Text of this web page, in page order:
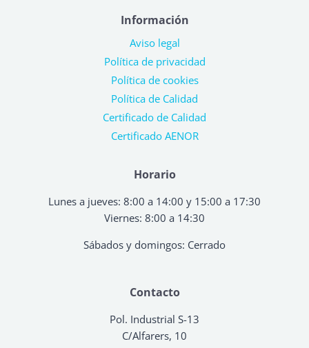
Contacto
Pol. Industrial S-13
C/Alfarers, 10
Horario
Lunes a jueves: 8:00 a 14:00 y 15:00 a 17:30
Viernes: 8:00 a 14:30
Sábados y domingos: Cerrado
Información
Aviso legal
Política de privacidad
Política de cookies
Política de Calidad
Certificado de Calidad
Certificado AENOR